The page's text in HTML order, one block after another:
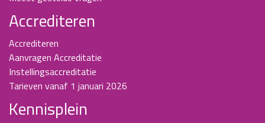
Accrediteren
Accrediteren
Aanvragen Accreditatie
Instellingsaccreditatie
Tarieven vanaf 1 januari 2026
Kennisplein